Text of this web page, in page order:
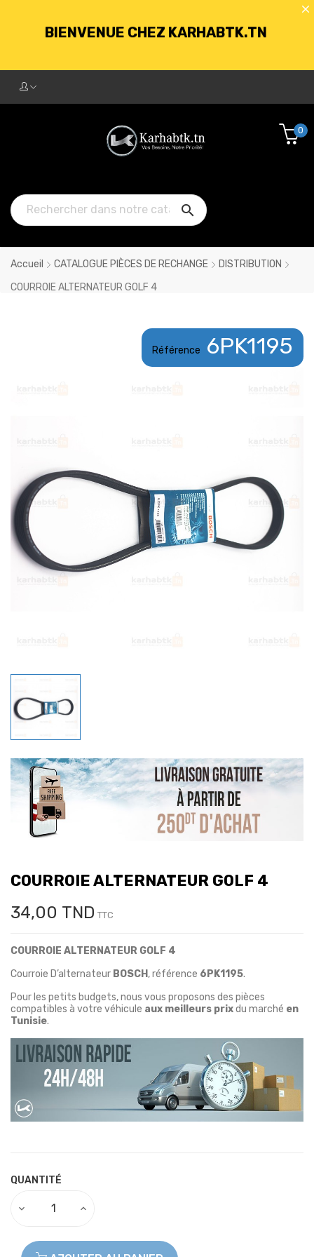
BIENVENUE CHEZ KARHABTK.TN
250DT D'ACHATS

0
Accueil CATALOGUE PIÈCES DE RECHANGE
DISTRIBUTION
COURROIE ALTERNATEUR GOLF 4
Référence 6PK1195
COURROIE ALTERNATEUR GOLF 4
34,00 TND TTC
COURROIE ALTERNATEUR GOLF 4
Courroie D’alternateur BOSCH , référence 6PK1195.
Pour les petits budgets, nous vous proposons des pièces
compatibles à votre véhicule aux meilleurs prixdu marché en
Tunisie.
QUANTITÉ